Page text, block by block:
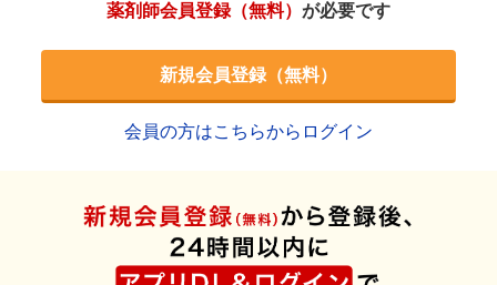
薬剤師会員登録（無料） が必要です
新規会員登録（無料）
会員の方はこちらからログイン